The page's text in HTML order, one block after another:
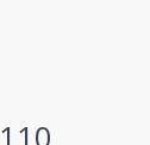
Fiche détaillée
110